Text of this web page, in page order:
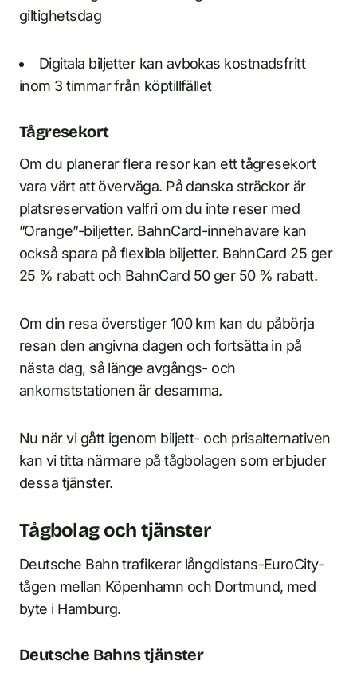
giltighetsdag
Digitala biljetter kan avbokas kostnadsfritt
inom 3 timmar från köptillfället
Tågresekort
Om du planerar flera resor kan ett tågresekort
vara värt att överväga. På danska sträckor är
platsreservation valfri om du inte reser med
”Orange”-biljetter. BahnCard-innehavare kan
också spara på flexibla biljetter. BahnCard 25 ger
25 % rabatt och BahnCard 50 ger 50 % rabatt.
Om din resa överstiger 100 km kan du påbörja
resan den angivna dagen och fortsätta in på
nästa dag, så länge avgångs- och
ankomststationen är desamma.
Nu när vi gått igenom biljett- och prisalternativen
kan vi titta närmare på tågbolagen som erbjuder
dessa tjänster.
Tågbolag och tjänster
Deutsche Bahn trafikerar långdistans-EuroCity-
tågen mellan Köpenhamn och Dortmund, med
byte i Hamburg.
Deutsche Bahns tjänster